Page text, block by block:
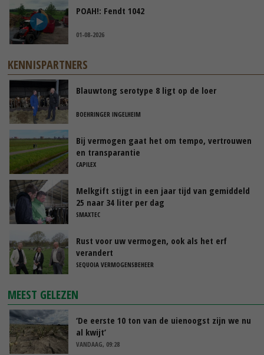
POAH!: Fendt 1042
01-08-2026
KENNISPARTNERS
Blauwtong serotype 8 ligt op de loer
BOEHRINGER INGELHEIM
Bij vermogen gaat het om tempo, vertrouwen
en transparantie
CAPILEX
Melkgift stijgt in een jaar tijd van gemiddeld
25 naar 34 liter per dag
SMAXTEC
Rust voor uw vermogen, ook als het erf
verandert
SEQUOIA VERMOGENSBEHEER
MEEST GELEZEN
‘De eerste 10 ton van de uienoogst zijn we nu
al kwijt’
VANDAAG, 09:28